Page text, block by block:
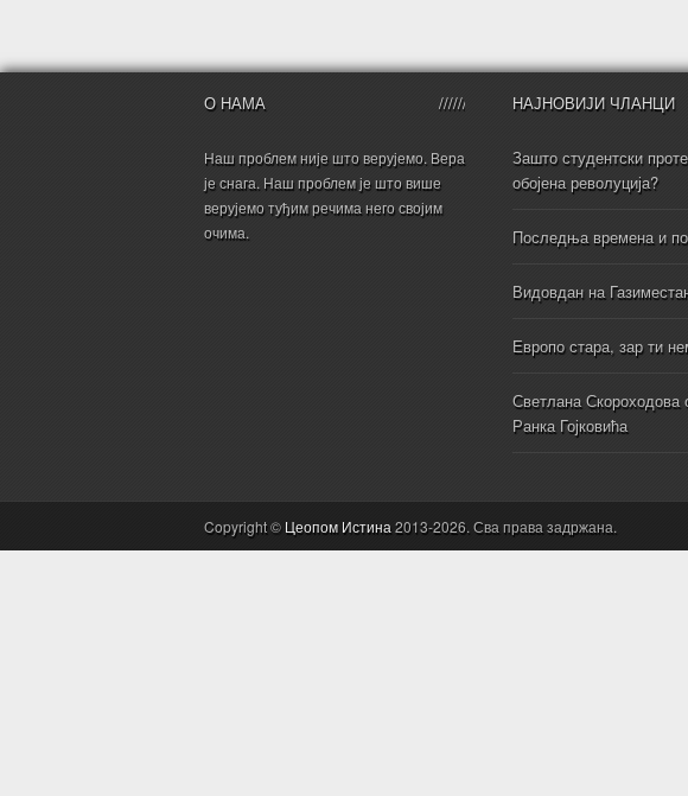
О НАМА
Наш проблем није што верујемо. Вера
је снага. Наш проблем је што више
верујемо туђим речима него својим
очима.
НАЈНОВИЈИ ЧЛАНЦИ
Зашто студентски
обојена револуција?
Последња времена и
Видовдан на
Европо стара, зар ти
Светлана Скороходова
Ранка Гојковића
Copyright © Цеопом Истина2013-2026. Сва права задржана.